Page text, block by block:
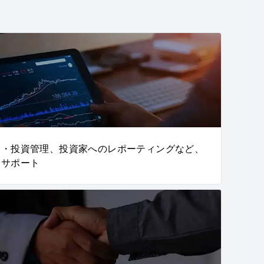
投資管理、投資家へのレポーティングなど、
ポート